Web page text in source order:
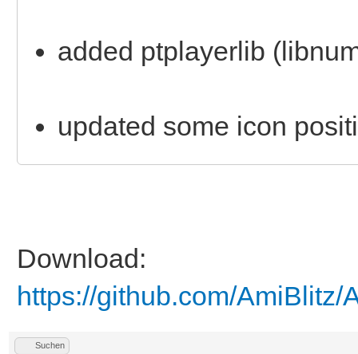
added ptplayerlib
updated some icon
Download:
https://github.com/AmiBlitz/
Suchen